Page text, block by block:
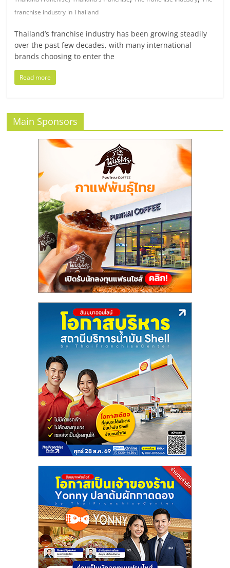
แฟ
รน
ไชส์
แฟ
รน
ไชส์
ขาย
หน้า
บ้าน
ลงทุน
น้อย
ปรึกษา
การ
ลงทุน
และ
ขยาย
franchise industry in Thailand
Thailand’s franchise industry has been growing steadily
over the past few decades, with many international
brands choosing to enter the
Read more
Main Sponsors